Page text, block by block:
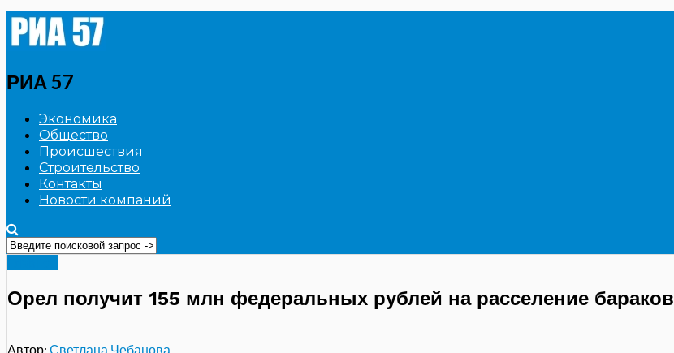
РИА 57
Экономика
Общество
Происшествия
Строительство
Контакты
Новости компаний
Орел получит 155 млн федеральных рублей на расселение бараков
Автор: Светлана Чебанова